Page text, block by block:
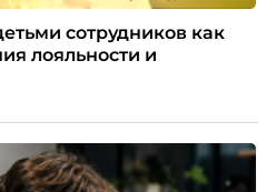
сотрудников как
лояльности и